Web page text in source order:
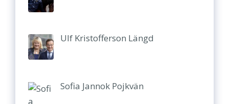
Ulf Kristofferson Längd
Sofia Jannok Pojkvän